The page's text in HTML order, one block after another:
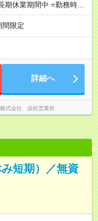
期休業期間中 ⭐勤務時間
曜日 ・月、火、水、
勤務時間・期間など
ご相談ください♬
間限定
詳細へ
株式会社 浜松営業所
短期）／無資